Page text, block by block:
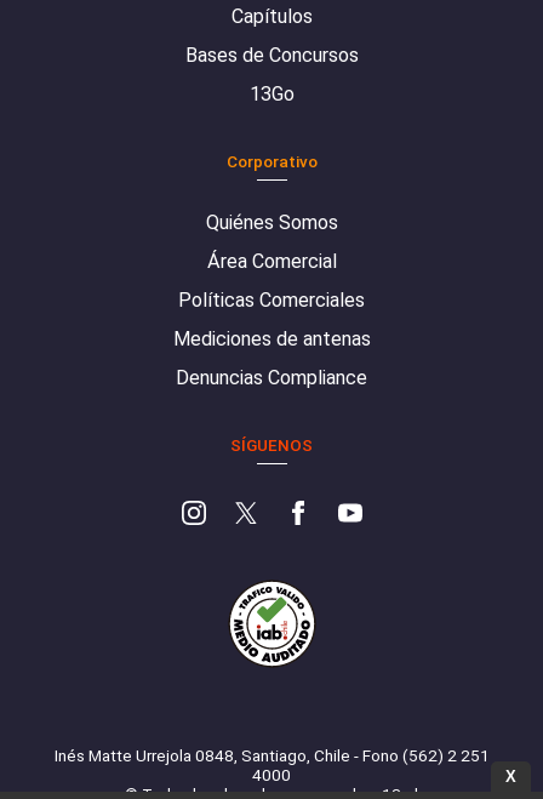
Capítulos
Bases de Concursos
13Go
Corporativo
Quiénes Somos
Área Comercial
Políticas Comerciales
Mediciones de antenas
Denuncias Compliance
SÍGUENOS
Inés Matte Urrejola 0848, Santiago, Chile - Fono (562) 2 251
4000
© Todos los derechos reservados. 13.cl
X